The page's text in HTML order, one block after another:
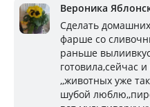
Вероника
Сделать
фарше со
раньше
готовила,сейчас
,,животных уже
шубой